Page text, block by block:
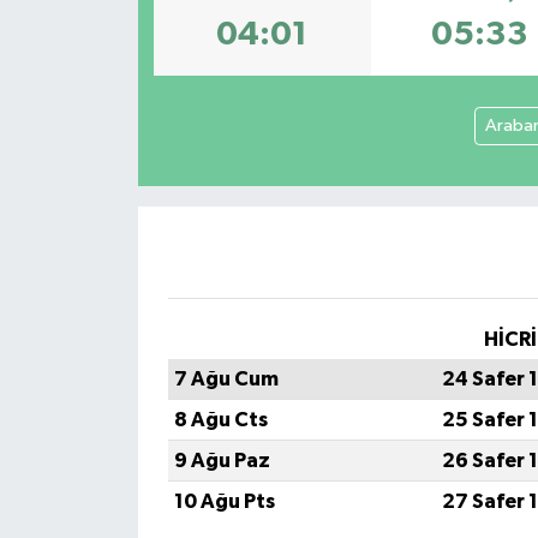
04:01 05:33
HİCRİ
7 Ağu Cum
24 Safer
8 Ağu Cts
25 Safer
9 Ağu Paz
26 Safer
10 Ağu Pts
27 Safer